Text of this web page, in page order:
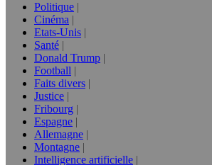
Politique
Cinéma
Etats-Unis
Santé
Donald Trump
Football
Faits divers
Justice
Fribourg
Espagne
Allemagne
Montagne
Intelligence artificielle